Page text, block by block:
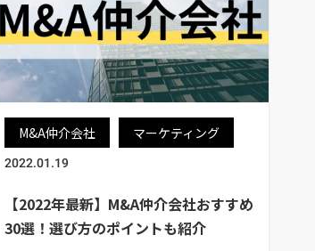
M&A仲介会社 マーケティング
2022.01.19
【2022年最新】M&A仲介会社おすすめ
30選！選び方のポイントも紹介